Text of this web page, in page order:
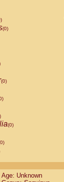
(0)
(0)
(0)
Age: Unknown